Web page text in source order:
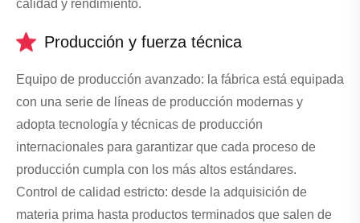
calidad y rendimiento.
Producción y fuerza técnica
Equipo de producción avanzado: la fábrica está equipada
con una serie de líneas de producción modernas y
adopta tecnología y técnicas de producción
internacionales para garantizar que cada proceso de
producción cumpla con los más altos estándares.
Control de calidad estricto: desde la adquisición de
materia prima hasta productos terminados que salen de